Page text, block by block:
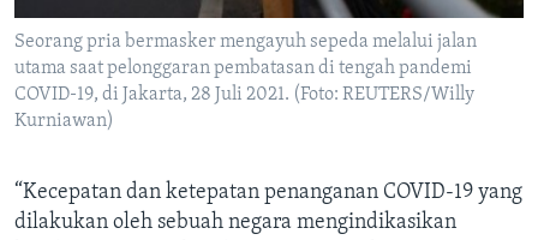
Seorang pria bermasker mengayuh sepeda melalui jalan
utama saat pelonggaran pembatasan di tengah pandemi
COVID-19, di Jakarta, 28 Juli 2021. (Foto: REUTERS/Willy
Kurniawan)
“Kecepatan dan ketepatan penanganan COVID-19 yang
dilakukan oleh sebuah negara mengindikasikan